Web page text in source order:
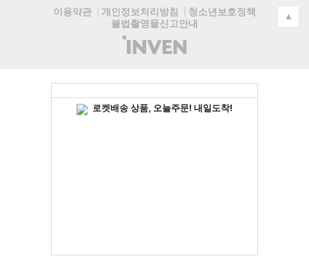
이용약관
개인정보처리방침
청소년보호정책
불법촬영물신고안내
(주)
인
▲